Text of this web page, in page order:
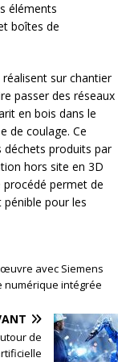
éléments
boîtes de
sur chantier
passer des réseaux
en bois dans le
de coulage. Ce
déchets produits par
hors site en 3D
procédé permet de
pour les
avec Siemens
numérique intégrée
de